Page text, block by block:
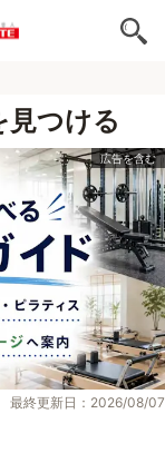
見つける
最終更新日：2026/08/07